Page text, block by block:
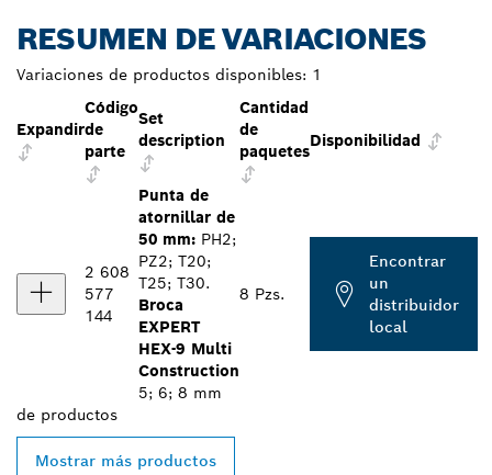
RESUMEN DE VARIACIONES
Variaciones de productos disponibles: 1
Expandir
Código
de
parte
Set
description
Cantidad
de
paquetes
Disponibilidad
2 608
577
144
Punta de
atornillar de
50 mm: PH2;
PZ2; T20;
T25; T30.
Broca
EXPERT
HEX-9 Multi
Construction
5; 6; 8 mm
8 Pzs.
Encontrar
un
distribuidor
local
de productos
Mostrar más productos